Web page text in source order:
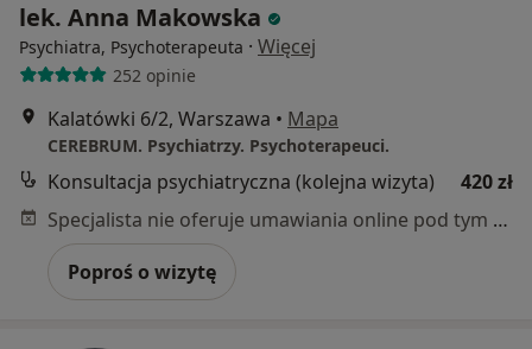
lek. Anna Makowska
Psychiatra, Psychoterapeuta · Więcej
252 opinie
Kalatówki 6/2, Warszawa • Mapa
CEREBRUM. Psychiatrzy. Psychoterapeuci.
Konsultacja psychiatryczna (kolejna wizyta)
420 zł
Specjalista nie oferuje umawiania online pod tym adresem.
Poproś o wizytę